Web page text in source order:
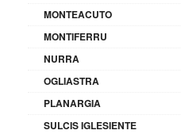
MONTEACUTO
MONTIFERRU
NURRA
OGLIASTRA
PLANARGIA
SULCIS IGLESIENTE